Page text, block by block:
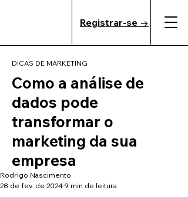
Registrar-se →
DICAS DE MARKETING
Como a análise de
dados pode
transformar o
marketing da sua
empresa
Rodrigo Nascimento
28 de fev. de 2024 9 min de leitura